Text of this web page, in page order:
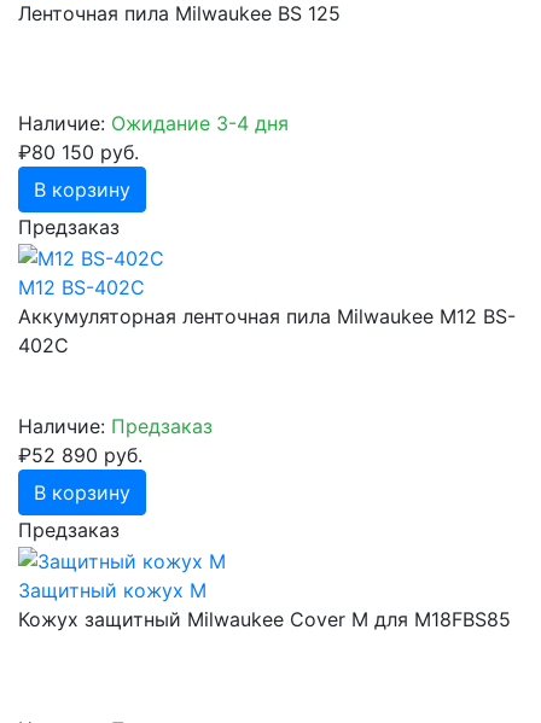
Ленточная пила Milwaukee BS 125
Наличие: Ожидание 3-4 дня
₽80 150 руб.
В корзину
Предзаказ
M12 BS-402C
Аккумуляторная ленточная пила Milwaukee M12 BS-
402C
Наличие: Предзаказ
₽52 890 руб.
В корзину
Предзаказ
Защитный кожух M
Кожух защитный Milwaukee Cover M для M18FBS85